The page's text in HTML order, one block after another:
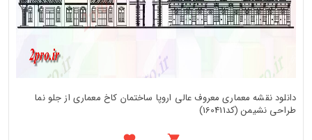
دانلود نقشه معماری معروف عالی اروپا ساختمان کاخ معماری از جلو نما
طراحی نشیمن (کد160411)